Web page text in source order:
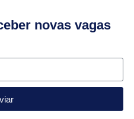
novas vagas